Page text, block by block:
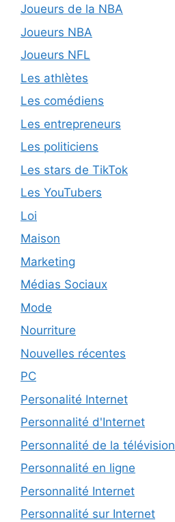
Joueurs de la NBA
Joueurs NBA
Joueurs NFL
Les athlètes
Les comédiens
Les entrepreneurs
Les politiciens
Les stars de TikTok
Les YouTubers
Loi
Maison
Marketing
Médias Sociaux
Mode
Nourriture
Nouvelles récentes
PC
Personalité Internet
Personnalité d'Internet
Personnalité de la télévision
Personnalité en ligne
Personnalité Internet
Personnalité sur Internet